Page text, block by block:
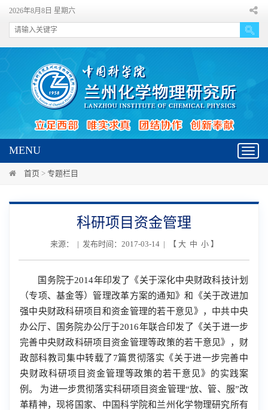
2026年8月8日 星期六
MENU
首页 > 专题栏目
科研项目资金管理
来源： | 发布时间：2017-03-14 | 【 大 中 小】
国务院于2014年印发了《关于深化中央财政科技计划
（专项、基金等）管理改革方案的通知》和《关于改进加
强中央财政科研项目和资金管理的若干意见》，中共中央
办公厅、国务院办公厅于2016年联合印发了《关于进一步
完善中央财政科研项目资金管理等政策的若干意见》，财
政部科教司集中转载了7篇贯彻落实《关于进一步完善中
央财政科研项目资金管理等政策的若干意见》的实践案
例。
为进一步贯彻落实科研项目资金管理“放、管、服”改
革精神，现将国家、中国科学院和兰州化学物理研究所有